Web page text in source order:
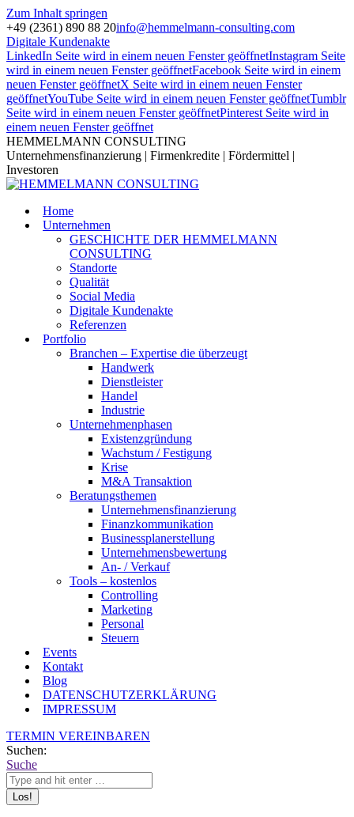
Zum Inhalt springen
+49 (2361) 890 88 20info@hemmelmann-consulting.com
Digitale Kundenakte
LinkedIn Seite wird in einem neuen Fenster geöffnetInstagram Seite
wird in einem neuen Fenster geöffnetFacebook Seite wird in einem
neuen Fenster geöffnetX Seite wird in einem neuen Fenster
geöffnetYouTube Seite wird in einem neuen Fenster geöffnetTumblr
Seite wird in einem neuen Fenster geöffnetPinterest Seite wird in
einem neuen Fenster geöffnet
HEMMELMANN CONSULTING
Unternehmensfinanzierung | Firmenkredite | Fördermittel |
Investoren
Home
Unternehmen
GESCHICHTE DER HEMMELMANN
CONSULTING
Standorte
Qualität
Social Media
Digitale Kundenakte
Referenzen
Portfolio
Branchen – Expertise die überzeugt
Handwerk
Dienstleister
Handel
Industrie
Unternehmenphasen
Existenzgründung
Wachstum / Festigung
Krise
M&A Transaktion
Beratungsthemen
Unternehmensfinanzierung
Finanzkommunikation
Businessplanerstellung
Unternehmensbewertung
An- / Verkauf
Tools – kostenlos
Controlling
Marketing
Personal
Steuern
Events
Kontakt
Blog
DATENSCHUTZERKLÄRUNG
IMPRESSUM
TERMIN VEREINBAREN
Suchen:
Suche